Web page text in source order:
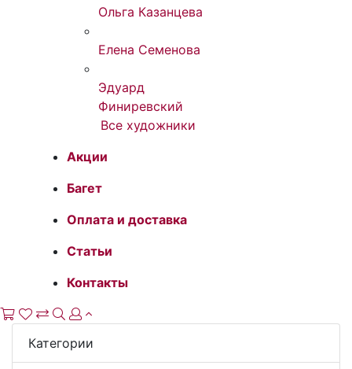
Ольга Казанцева
Елена Семенова
Эдуард
Финиревский
Все художники
Акции
Багет
Оплата и доставка
Статьи
Контакты
Категории